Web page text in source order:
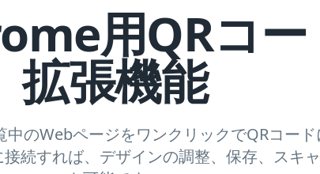
用QRコ
拡張機能
のWebページをワンクリックでQRコード
続すれば、デザインの調整、保存、スキ